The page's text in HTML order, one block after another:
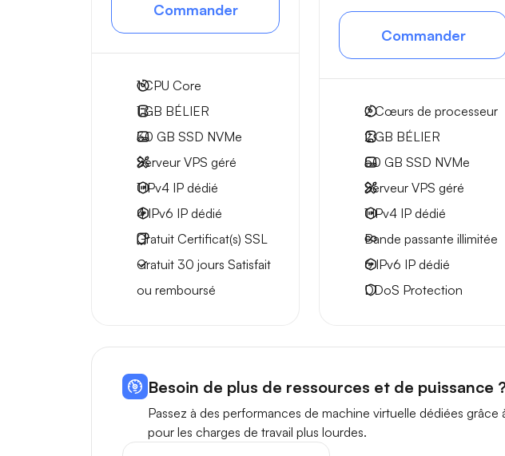
Commander
1CPU Core
1 GB BÉLIER
30 GB SSD NVMe
Serveur VPS géré
1 IPv4 IP dédié
4 IPv6 IP dédié
Gratuit Certificat(s) SSL
Gratuit 30 jours Satisfait
ou remboursé
Commander
2Cœurs de processeur
2 GB BÉLIER
50 GB SSD NVMe
Serveur VPS géré
1 IPv4 IP dédié
Bande passante illimitée
6 IPv6 IP dédié
DDoS Protection
Besoin de plus de ressources et de puissance
Passez à des performances de machine virtuelle dédiées
pour les charges de travail plus lourdes.